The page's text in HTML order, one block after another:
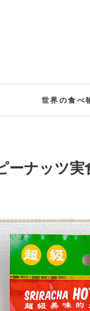
世界の食べ
ーナッツ